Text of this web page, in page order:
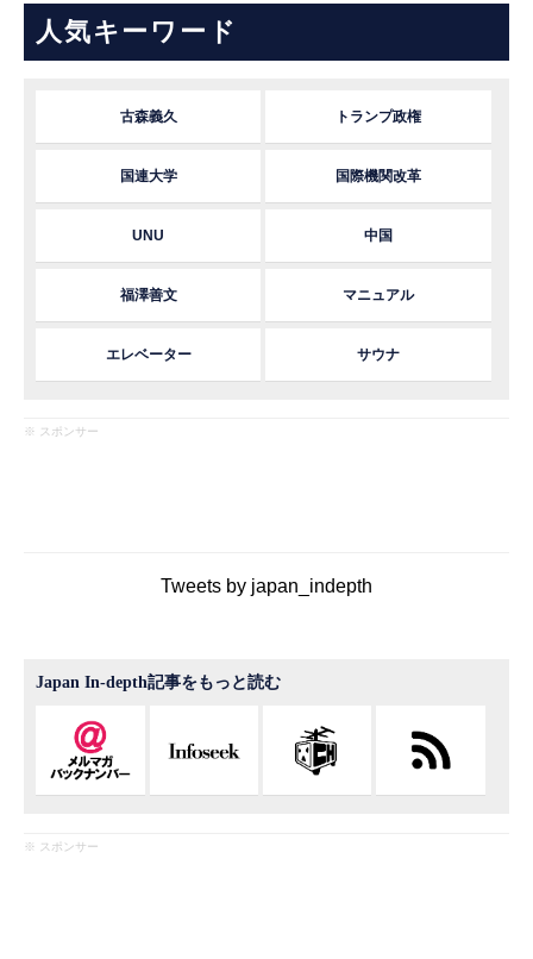
人気キーワード
古森義久 トランプ政権
国連大学 国際機関改革
UNU 中国
福澤善文 マニュアル
エレベーター サウナ
※ スポンサー
Tweets by japan_indepth
Japan In-depth記事をもっと読む
※ スポンサー